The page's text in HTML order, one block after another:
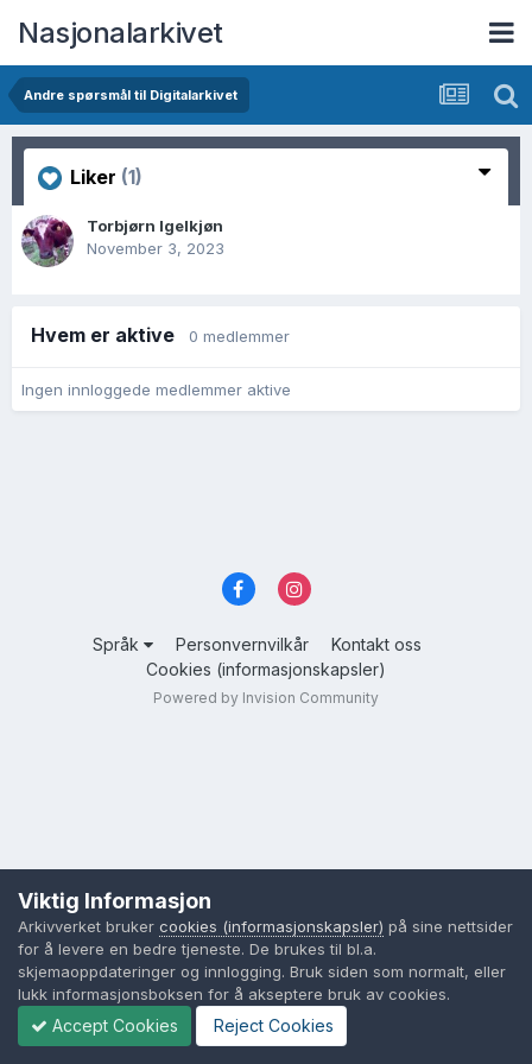
Nasjonalarkivet
Andre spørsmål til Digitalarkivet
Liker (1)
Torbjørn Igelkjøn
November 3, 2023
Hvem er aktive 0 medlemmer
Ingen innloggede medlemmer aktive
Språk Personvernvilkår
Kontakt oss
Cookies (informasjonskapsler)
Powered by Invision Community
Viktig Informasjon
Arkivverket bruker cookies (informasjonskapsler) på sine nettsider
for å levere en bedre tjeneste. De brukes til bl.a.
skjemaoppdateringer og innlogging. Bruk siden som normalt, eller
lukk informasjonsboksen for å akseptere bruk av cookies.
Accept Cookies Reject Cookies